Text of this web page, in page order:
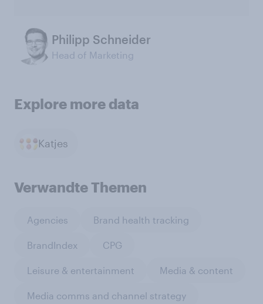
Philipp Schneider
Head of Marketing
Explore more data
Katjes
Verwandte Themen
Agencies Brand health tracking
BrandIndex CPG
Leisure & entertainment Media & content
Media comms and channel strategy